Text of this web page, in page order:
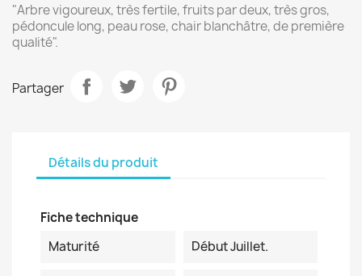
"Arbre vigoureux, très fertile, fruits par deux, très gros,
pédoncule long, peau rose, chair blanchâtre, de première
qualité".
Partager
Détails du produit
Fiche technique
Maturité
Début Juillet.